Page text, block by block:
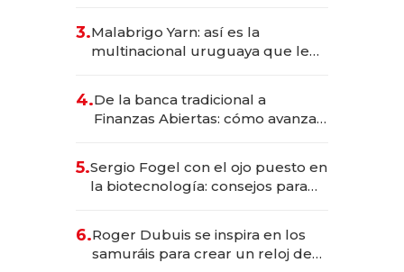
anticipación y prepara apertura
3.Malabrigo Yarn: así es la
multinacional uruguaya que le
4.De la banca tradicional a
Finanzas Abiertas: cómo avanza
5.Sergio Fogel con el ojo puesto en
la biotecnología: consejos para
6.Roger Dubuis se inspira en los
samuráis para crear un reloj de